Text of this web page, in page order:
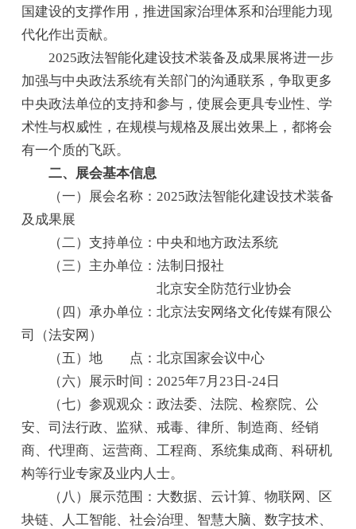
国建设的支撑作用，推进国家治理体系和治理能力现
代化作出贡献。
2025政法智能化建设技术装备及成果展将进一步
加强与中央政法系统有关部门的沟通联系，争取更多
中央政法单位的支持和参与，使展会更具专业性、学
术性与权威性，在规模与规格及展出效果上，都将会
有一个质的飞跃。
二、展会基本信息
（一）展会名称：2025政法智能化建设技术装备
及成果展
（二）支持单位：中央和地方政法系统
（三）主办单位：法制日报社
北京安全防范行业协会
（四）承办单位：北京法安网络文化传媒有限公
司（法安网）
（五）地 点：北京国家会议中心
（六）展示时间：2025年7月23日-24日
（七）参观观众：政法委、法院、检察院、公
安、司法行政、监狱、戒毒、律所、制造商、经销
商、代理商、运营商、工程商、系统集成商、科研机
构等行业专家及业内人士。
（八）展示范围：大数据、云计算、物联网、区
块链、人工智能、社会治理、智慧大脑、数字技术、